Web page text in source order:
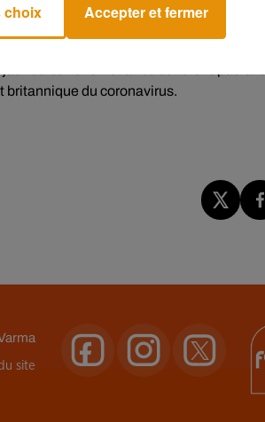
pas concernés par la programmation
et noirs ne la retrouveront pas
britannique du coronavirus.
site
choix Accepter et fermer